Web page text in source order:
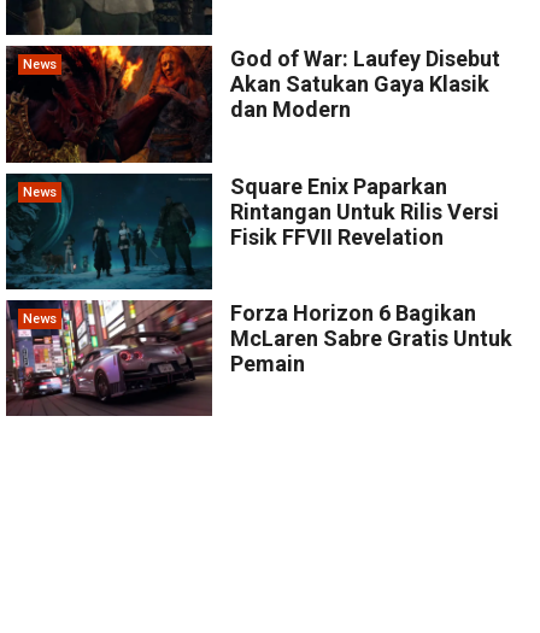
News
God of War: Laufey Disebut
Akan Satukan Gaya Klasik
dan Modern
News
Square Enix Paparkan
Rintangan Untuk Rilis Versi
Fisik FFVII Revelation
News
Forza Horizon 6 Bagikan
McLaren Sabre Gratis Untuk
Pemain